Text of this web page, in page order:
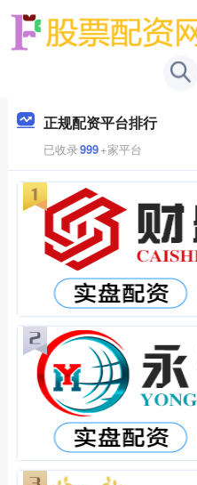
正规配资平台排行
已收录999+家平台